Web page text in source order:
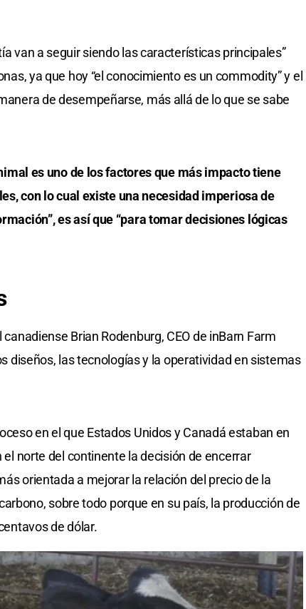
van a seguir siendo las características principales”
ya que hoy “el conocimiento es un commodity” y el
de desempeñarse, más allá de lo que se sabe
es uno de los factores que más impacto tiene
con lo cual existe una necesidad imperiosa de
es así que “para tomar decisiones lógicas
Brian Rodenburg, CEO de inBarn Farm
diseños, las tecnologías y la operatividad en sistemas
en el que Estados Unidos y Canadá estaban en
el norte del continente la decisión de encerrar
orientada a mejorar la relación del precio de la
sobre todo porque en su país, la producción de
de dólar.